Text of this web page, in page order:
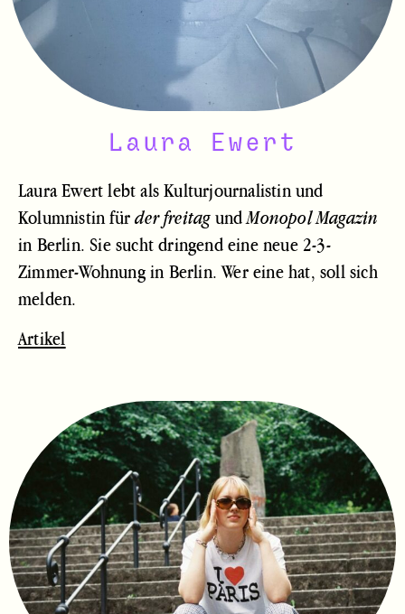
Laura Ewert
Laura Ewert lebt als Kulturjournalistin und
Kolumnistin fürder freitagundMonopol Magazin
in Berlin. Sie sucht dringend eine neue 2-3-
Zimmer-Wohnung in Berlin. Wer eine hat, soll sich
melden.
Artikel